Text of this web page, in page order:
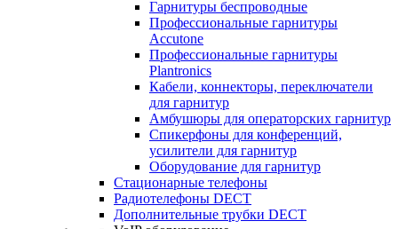
Гарнитуры беспроводные
Профессиональные гарнитуры
Accutone
Профессиональные гарнитуры
Plantronics
Кабели, коннекторы, переключатели
для гарнитур
Амбушюры для операторских гарнитур
Cпикерфоны для конференций,
усилители для гарнитур
Оборудование для гарнитур
Стационарные телефоны
Радиотелефоны DECT
Дополнительные трубки DECT